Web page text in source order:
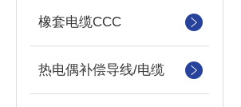
橡套电缆CCC
热电偶补偿导线/电缆